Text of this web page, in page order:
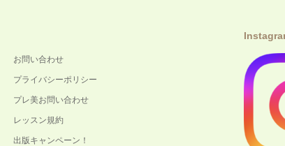
お問い合わせ
プライバシーポリシー
プレ美お問い合わせ
レッスン規約
出版キャンペーン！